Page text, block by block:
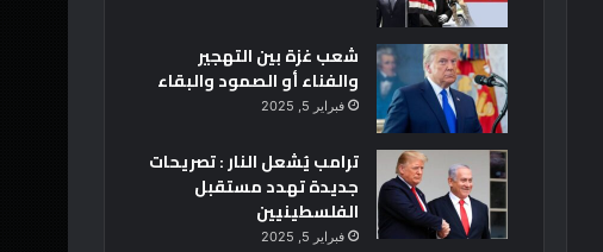
شعب غزة بين التهجير
والفناء أو الصمود والبقاء
فبراير 5, 2025
ترامب يُشعل النار : تصريحات
جديدة تهدد مستقبل
الفلسطينيين
فبراير 5, 2025